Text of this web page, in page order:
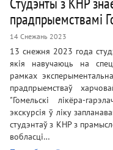
прадпрыемствамі
14 Снежань 2023
13 снежня 2023 года
якія навучаюць на
рамках
прадпрыемстваў
"Гомельскі лікёра-
экскурсія ў ліку
студэнтаў з КНР з
вобласці…